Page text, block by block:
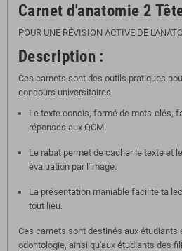
Carnet d'anatomie 2
POUR UNE RÉVISION ACTIVE DE
Description :
Ces carnets sont des outils pratiques
concours universitaires
Le texte concis, formé de mots-clés,
réponses aux QCM.
Le rabat permet de cacher le texte et
évaluation par l'image.
La présentation maniable facilite ta
tout lieu.
Ces carnets sont destinés aux étudiants
odontologie, ainsi qu'aux étudiants des